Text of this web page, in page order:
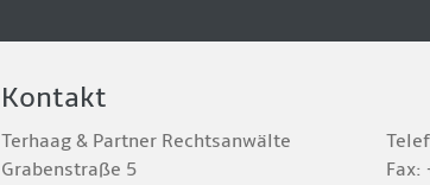
Kontakt
Terhaag & Partner Rechtsanwälte
Grabenstraße 5
Fax: